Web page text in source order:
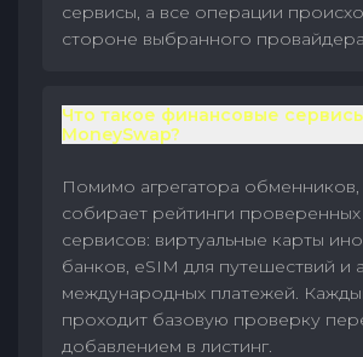
сервисы, а все операции
стороне выбранного
Что такое финансовые
MoneySwap?
Помимо агрегатора
собирает рейтинги
сервисов: виртуальные карты
банков, eSIM для путешествий и
международных платежей.
проходит базовую проверку
добавлением в листинг.